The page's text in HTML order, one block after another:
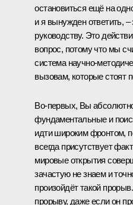
остановиться ещё на
и я вынужден ответить,
руководству. Это
вопрос, потому что мы
система научно-
вызовам, которые стоят
Во-первых, Вы
фундаментальные и
идти широким фронтом,
всегда присутствует
мировые открытия
зачастую не знаем и
произойдёт такой
прорыву, даже если он